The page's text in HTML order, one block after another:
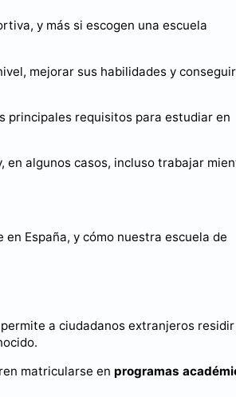
y más si escogen una escuela
mejorar sus habilidades y conseguir
principales requisitos para estudiar en
en algunos casos, incluso trabajar
España, y cómo nuestra escuela de
a ciudadanos extranjeros residir
matricularse en programas